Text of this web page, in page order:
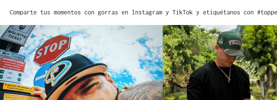
Comparte tus momentos con gorras en Instagram y TikTok y etiquétanos con